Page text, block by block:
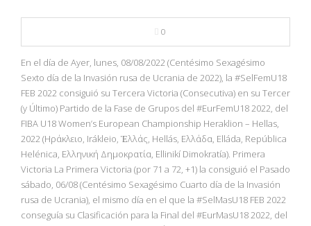
0
En el día de Ayer, lunes, 08/08/2022 (Centésimo Sexagésimo
Sexto día de la Invasión rusa de Ucrania de 2022), la #SelFemU18
FEB 2022 consiguió su Tercera Victoria (Consecutiva) en su Tercer
(y Último) Partido de la Fase de Grupos del #EurFemU18 2022, del
FIBA U18 Women’s European Championship Heraklion – Hellas,
2022 (Ηράκλειο, Irákleio, Ἑλλάς, Hellás, Ελλάδα, Elláda, República
Helénica, Ελληνική Δημοκρατία, Ellinikí Dimokratía). Primera
Victoria La Primera Victoria (por 71 a 72, +1) la consiguió el Pasado
sábado, 06/08 (Centésimo Sexagésimo Cuarto día de la Invasión
rusa de Ucrania), el mismo día en el que la #SelMasU18 FEB 2022
conseguía su Clasificación para la Final del #EurMasU18 2022, del